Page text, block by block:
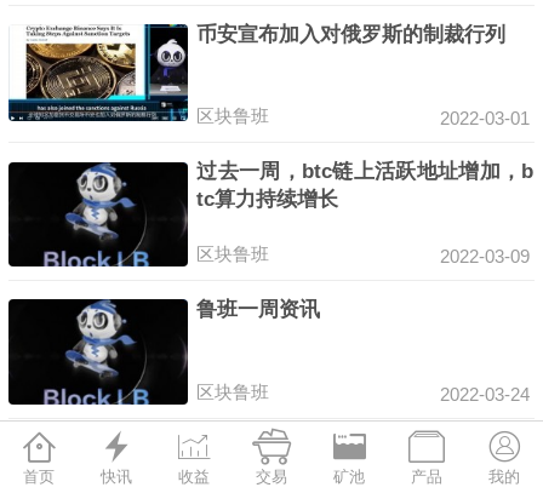
币安宣布加入对俄罗斯的制裁行列
区块鲁班 2022-03-01
过去一周，btc链上活跃地址增加，b
tc算力持续增长
区块鲁班 2022-03-09
鲁班一周资讯
区块鲁班 2022-03-24
美女手把手教你升级S17，T17散热片

首页

快讯

收益

交易

矿池

产品

我的